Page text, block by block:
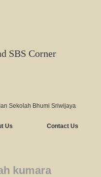
SBS Corner
Sekolah Bhumi Sriwijaya
Us Contact Us
kumara